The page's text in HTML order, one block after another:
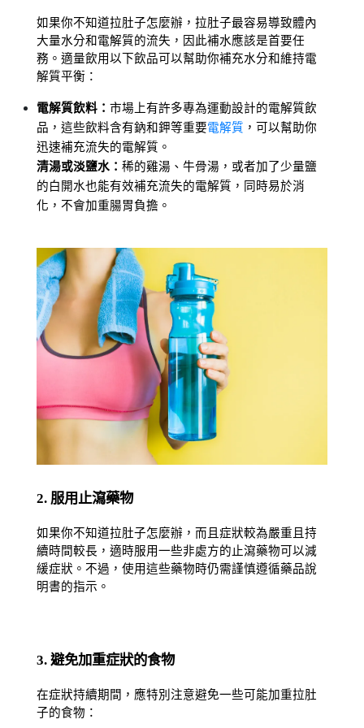
如果你不知道拉肚子怎麼辦，拉肚子最容易導致體內
大量水分和電解質的流失，因此補水應該是首要任
務。適量飲用以下飲品可以幫助你補充水分和維持電
解質平衡：
電解質飲料： 市場上有許多專為運動設計的電解質飲
品，這些飲料含有鈉和鉀等重要電解質 ，可以幫助你
迅速補充流失的電解質。
清湯或淡鹽水： 稀的雞湯、牛骨湯，或者加了少量鹽
的白開水也能有效補充流失的電解質，同時易於消
化，不會加重腸胃負擔。
2. 服用止瀉藥物
如果你不知道拉肚子怎麼辦，而且症狀較為嚴重且持
續時間較長，適時服用一些非處方的止瀉藥物可以減
緩症狀。不過，使用這些藥物時仍需謹慎遵循藥品說
明書的指示。
3. 避免加重症狀的食物
在症狀持續期間，應特別注意避免一些可能加重拉肚
子的食物：